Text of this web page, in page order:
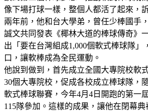
像下場打球一樣，整個人都活了起來，
兩年前，他和台大學弟，曾任少棒國手
誠文共同發表《椰林大道的棒球傳奇》
出「要在台灣組成1,000個軟式棒球隊」
口，讓軟棒成為全民運動。
他說到做到，首先成立全國大專院校軟
30個大專院校，促成各校成立棒球隊，
軟式棒球聯賽，今年4月4日開跑的第一
115隊參加。這樣的成果，讓他在閉幕